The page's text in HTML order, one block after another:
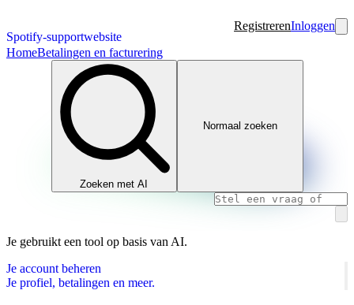
Spotify-supportwebsite
RegistrerenInloggen
HomeBetalingen en facturering
Zoeken met AI
Normaal zoeken
Je gebruikt een tool op basis van AI.
Je account beheren
Je profiel, betalingen en meer.